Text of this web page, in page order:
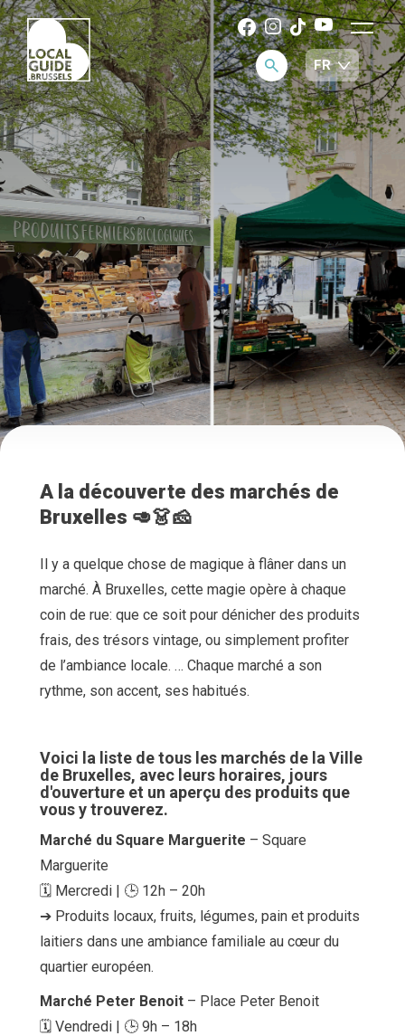
A la découverte des marchés de
Bruxelles 🥑👗🧀
Il y a quelque chose de magique à flâner dans un
marché. À Bruxelles, cette magie opère à chaque
coin de rue: que ce soit pour dénicher des produits
frais, des trésors vintage, ou simplement profiter
de l’ambiance locale. …Chaque marché a son
rythme, son accent, ses habitués.
Voici la liste de tous les marchés de la Ville
de Bruxelles, avec leurs horaires, jours
d'ouverture et un aperçu des produits que
vous y trouverez.
Marché du Square Marguerite – Square
Marguerite
🗓 Mercredi | 🕒 12h – 20h
➔ Produits locaux, fruits, légumes, pain et produits
laitiers dans une ambiance familiale au cœur du
quartier européen.
Marché Peter Benoit – Place Peter Benoit
🗓 Vendredi | 🕒 9h – 18h